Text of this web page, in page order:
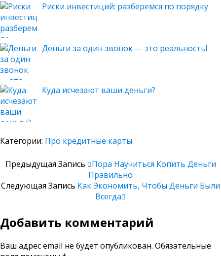
Риски инвестиций: разберемся по порядку
Деньги за один звонок — это реальность!
Куда исчезают ваши деньги?
Категории: Про кредитные карты
Предыдущая Запись
Пора Научиться Копить Деньги
Правильно
Следующая Запись Как Экономить, Чтобы Деньги Были
Всегда
Добавить комментарий
Ваш адрес email не будет опубликован. Обязательные